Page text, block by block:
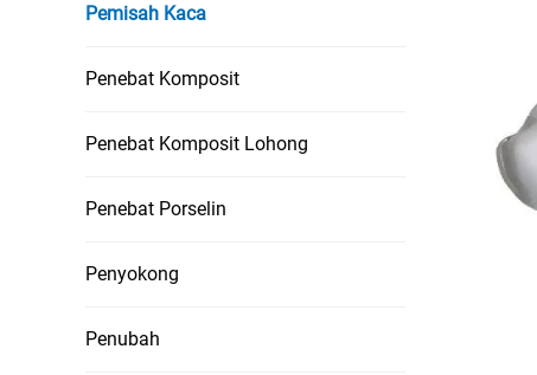
Pemisah Kaca
Penebat Komposit
Penebat Komposit Lohong
Penebat Porselin
Penyokong
Penubah